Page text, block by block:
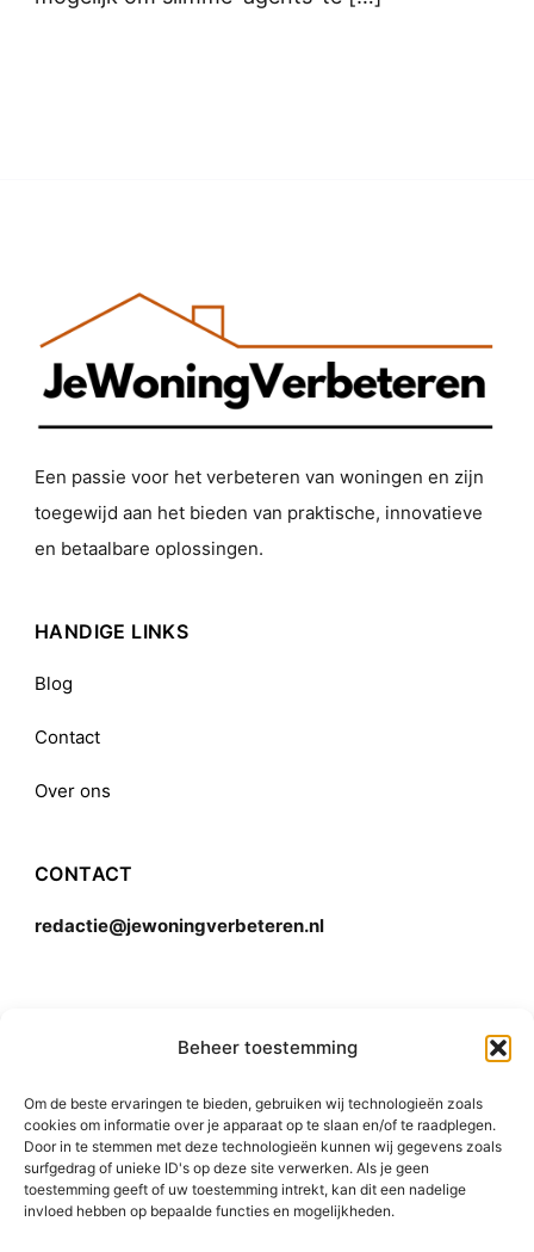
Beheer toestemming
Om de beste ervaringen te bieden, gebruiken wij technologieën zoals
cookies om informatie over je apparaat op te slaan en/of te raadplegen.
Door in te stemmen met deze technologieën kunnen wij gegevens zoals
surfgedrag of unieke ID's op deze site verwerken. Als je geen
toestemming geeft of uw toestemming intrekt, kan dit een nadelige
invloed hebben op bepaalde functies en mogelijkheden.
Een passie voor het verbeteren van woningen en zijn
toegewijd aan het bieden van praktische, innovatieve
en betaalbare oplossingen.
HANDIGE LINKS
Blog
Contact
Over ons
CONTACT
redactie@jewoningverbeteren.nl
Disclaimer